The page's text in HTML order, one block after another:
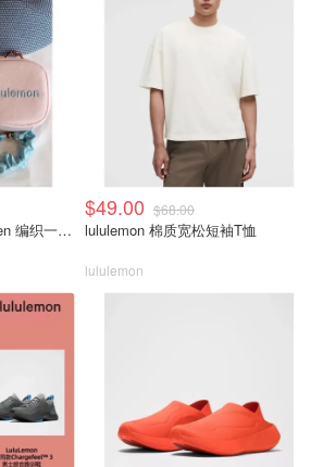
lululemon Restfeel Woven 编织一字拖
$49.00 $68.00
lululemon 棉质宽松短袖T恤
lululemon